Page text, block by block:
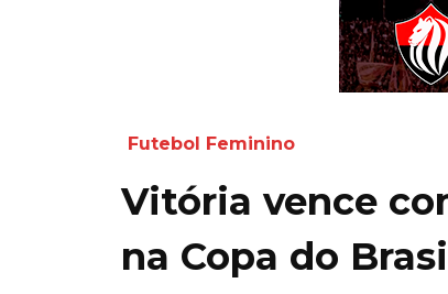
Futebol Feminino
Vitória vence
na Copa do